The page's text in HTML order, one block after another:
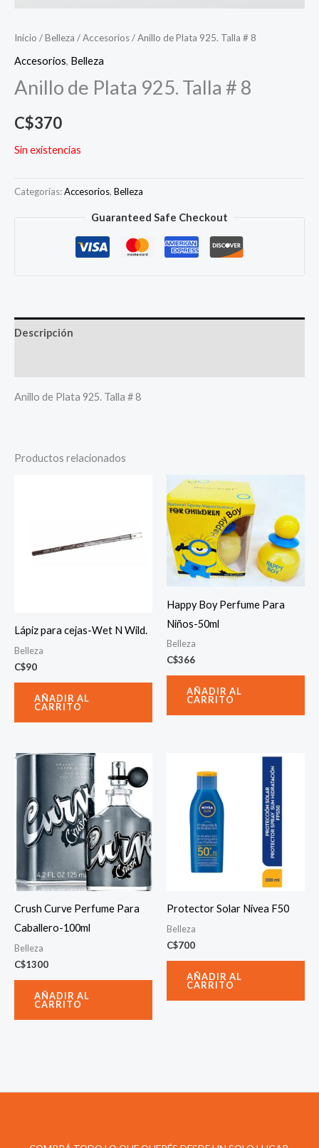
Inicio /Belleza /Accesorios/ Anillo de Plata 925. Talla # 8
Accesorios, Belleza
Anillo de Plata 925. Talla # 8
C$370
Sin existencias
Categorías:Accesorios, Belleza
Guaranteed Safe Checkout
Descripción
Anillo de Plata 925. Talla # 8
Productos relacionados
Lápiz para cejas-Wet N Wild.
Belleza
C$90
AÑADIR AL
CARRITO
Happy Boy Perfume Para
Niños-50ml
Belleza
C$366
AÑADIR AL
CARRITO
Crush Curve Perfume Para
Caballero-100ml
Belleza
C$1300
AÑADIR AL
CARRITO
Protector Solar Nivea F50
Belleza
C$700
AÑADIR AL
CARRITO